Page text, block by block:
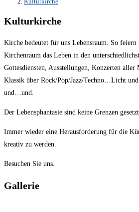
Kulturkirche
Kirche bedeutet für uns Lebensraum. So
Kirchenraum das Leben in den
Gottesdiensten, Ausstellungen, Konzerten
Klassik über Rock/Pop/Jazz/Techno…Licht
und…und.
Der Lebensphantasie sind keine Grenzen
Immer wieder eine Herausforderung für die
kreativ zu werden.
Besuchen Sie uns.
Gallerie